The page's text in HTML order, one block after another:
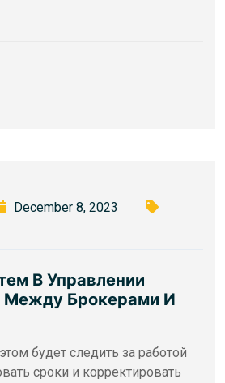
December 8, 2023
В Управлении
Между Брокерами И
будет следить за работой
сроки и корректировать